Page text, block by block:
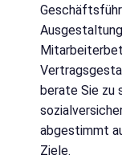
berate Sie zu
abgestimmt
Ziele.